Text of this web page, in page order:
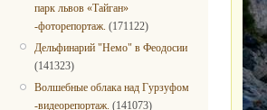
парк львов «Тайган»
-фоторепортаж. (171122)
Дельфинарий "Немо" в Феодосии
(141323)
Волшебные облака над Гурзуфом
-видеорепортаж. (141073)